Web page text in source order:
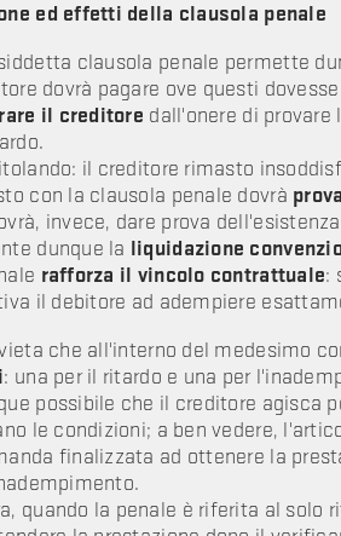
ed effetti della clausola penale
clausola penale permette
dovrà pagare ove questi
il creditore dall'onere di
il creditore rimasto
con la clausola penale dovrà
invece, dare prova
dunque la liquidazione
rafforza il vincolo contrattuale:
il debitore ad adempiere
che all'interno del medesimo
: una per il ritardo e una per
possibile che il creditore agisca
le condizioni; a ben vedere,
finalizzata ad ottenere la
quando la penale è riferita al solo